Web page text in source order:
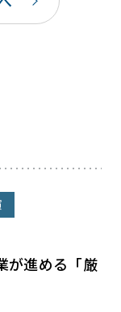
進める「厳